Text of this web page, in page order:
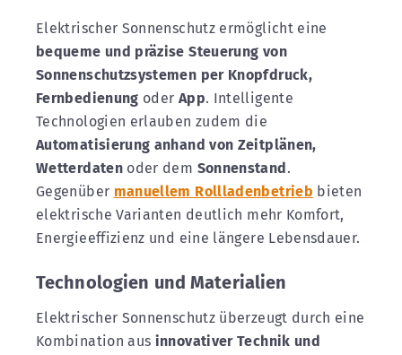
Elektrischer Sonnenschutz ermöglicht eine
bequeme und präzise Steuerung von
Sonnenschutzsystemen per Knopfdruck,
Fernbedienung oder App. Intelligente
Technologien erlauben zudem die
Automatisierung anhand von Zeitplänen,
Wetterdatenoder dem Sonnenstand.
Gegenüber manuellem Rollladenbetrieb bieten
elektrische Varianten deutlich mehr Komfort,
Energieeffizienz und eine längere Lebensdauer.
Technologien und Materialien
Elektrischer Sonnenschutz überzeugt durch eine
Kombination aus innovativer Technik und